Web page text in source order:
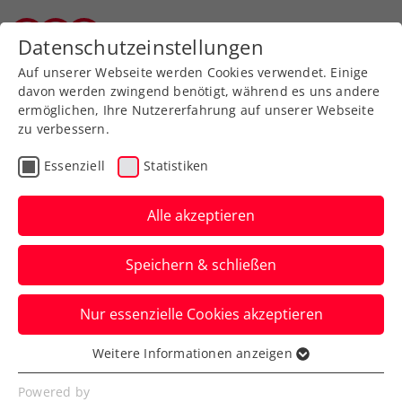
Verbands-Info
WTV-
Generalversammlung:
Erich Guttmann wird
neuer Kassier,
Christopher Bohac neuer
Rechnungsprüfer
Der Wiener Tennisverband kann eine
Datenschutzeinstellungen
Auf unserer Webseite werden Cookies verwendet. Einige
davon werden zwingend benötigt, während es uns andere
ermöglichen, Ihre Nutzererfahrung auf unserer Webseite
zu verbessern.
Essenziell Statistiken
Alle akzeptieren
Speichern & schließen
Nur essenzielle Cookies akzeptieren
Essenziell
Essenzielle Cookies werden für grundlegende
Weitere Informationen anzeigen
Powered by